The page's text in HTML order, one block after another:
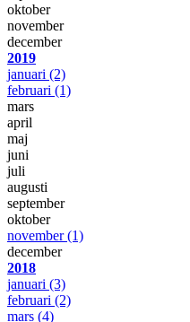
oktober
november
december
2019
januari (2)
februari (1)
mars
april
maj
juni
juli
augusti
september
oktober
november(1)
december
2018
januari (3)
februari (2)
mars (4)